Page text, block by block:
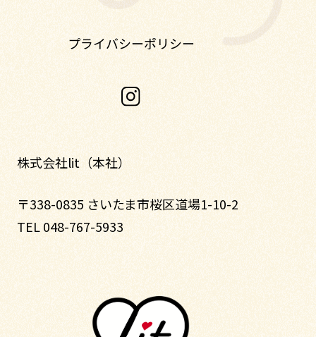
プライバシーポリシー
株式会社lit（本社）
〒338-0835 さいたま市桜区道場1-10-2
TEL 048-767-5933